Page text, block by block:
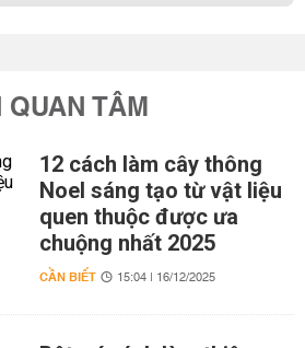
TÂM
12 cách làm cây thông
Noel sáng tạo từ vật liệu
quen thuộc được ưa
chuộng nhất 2025
CẦN BIẾT 15:04 | 16/12/2025